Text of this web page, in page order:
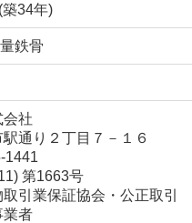
34年)
鉄骨
会社
通り２丁目７－１６
1441
第1663号
引業保証協会・公正取引
業者